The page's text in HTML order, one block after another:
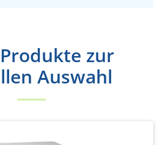
zur
Auswahl